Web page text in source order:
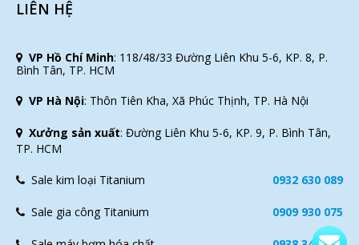
LIÊN HỆ
VP Hồ Chí Minh: 118/48/33 Đường Liên Khu 5-6, KP. 8, P.
Bình Tân, TP. HCM
VP Hà Nội: Thôn Tiên Kha, Xã Phúc Thịnh, TP. Hà Nội
Xưởng sản xuất: Đường Liên Khu 5-6, KP. 9, P. Bình Tân,
TP. HCM
Sale kim loại Titanium 0932 630 089
Sale gia công Titanium 0909 930 075